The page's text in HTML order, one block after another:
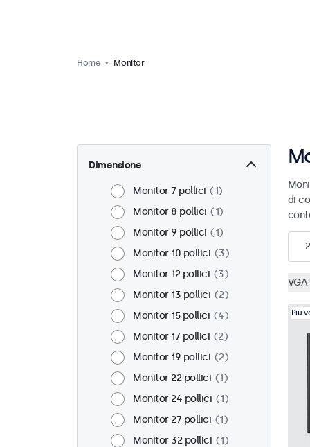
Home Monitor
Dimensione
Monitor 7 pollici
1
Monitor 8 pollici
1
Monitor 9 pollici
1
Monitor 10 pollici
3
Monitor 12 pollici
3
Monitor 13 pollici
2
Monitor 15 pollici
4
Monitor 17 pollici
2
Monitor 19 pollici
2
Monitor 22 pollici
1
Monitor 24 pollici
1
Monitor 27 pollici
1
Monitor 32 pollici
1
di
VGA
Più